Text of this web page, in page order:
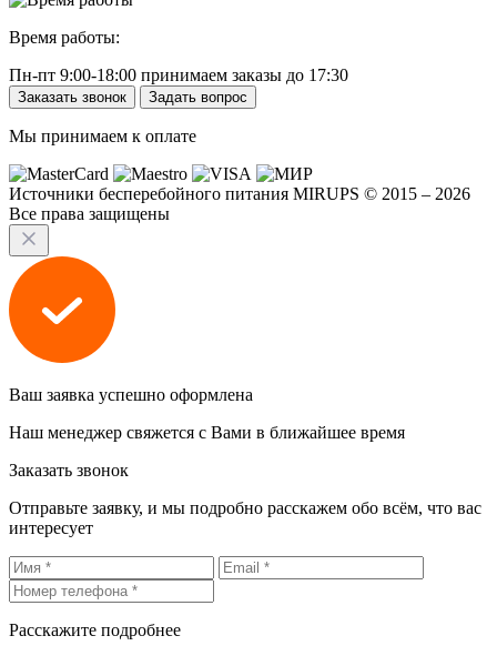
Время работы:
Пн-пт 9:00-18:00 принимаем заказы до 17:30
Заказать звонок Задать вопрос
Мы принимаем к оплате
Источники бесперебойного питания MIRUPS © 2015 – 2026
Все права защищены
Ваш заявка успешно оформлена
Наш менеджер свяжется с Вами в ближайшее время
Заказать звонок
Отправьте заявку, и мы подробно расскажем обо всём, что вас
интересует
Расскажите подробнее